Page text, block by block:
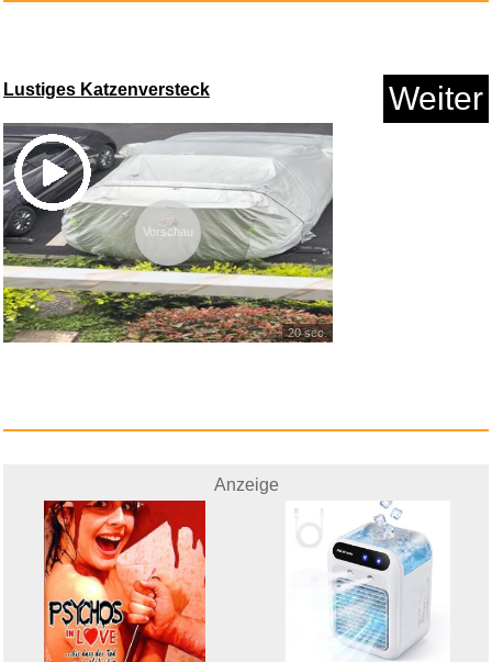
BrKern Bienenwachs
Brotbeutel,...
Animal Crossing - New
Lustiges Katzenversteck Weiter
Vorschau
20 sec.
Anzeige